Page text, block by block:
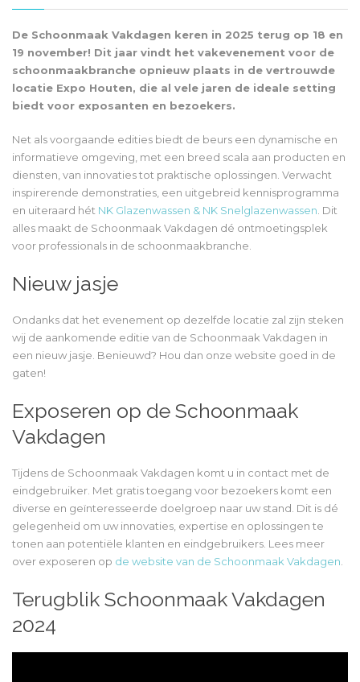
De Schoonmaak Vakdagen keren in 2025 terug op 18 en
19 november! Dit jaar vindt het vakevenement voor de
schoonmaakbranche opnieuw plaats in de vertrouwde
locatie Expo Houten, die al vele jaren de ideale setting
biedt voor exposanten en bezoekers.
Net als voorgaande edities biedt de beurs een dynamische en
informatieve omgeving, met een breed scala aan producten en
diensten, van innovaties tot praktische oplossingen. Verwacht
inspirerende demonstraties, een uitgebreid kennisprogramma
en uiteraard hét NK Glazenwassen & NK Snelglazenwassen . Dit
alles maakt de Schoonmaak Vakdagen dé ontmoetingsplek
voor professionals in de schoonmaakbranche.
Nieuw jasje
Ondanks dat het evenement op dezelfde locatie zal zijn steken
wij de aankomende editie van de Schoonmaak Vakdagen in
een nieuw jasje. Benieuwd? Hou dan onze website goed in de
gaten!
Exposeren op de Schoonmaak
Vakdagen
Tijdens de Schoonmaak Vakdagen komt u in contact met de
eindgebruiker. Met gratis toegang voor bezoekers komt een
diverse en geïnteresseerde doelgroep naar uw stand. Dit is dé
gelegenheid om uw innovaties, expertise en oplossingen te
tonen aan potentiële klanten en eindgebruikers. Lees meer
over exposeren op de website van de Schoonmaak Vakdagen
Terugblik Schoonmaak Vakdagen
2024